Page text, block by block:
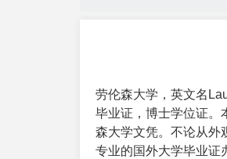
劳伦森大学，英文名
毕业证，博士学位证。
森大学文凭。不论从外
专业的国外大学毕业证